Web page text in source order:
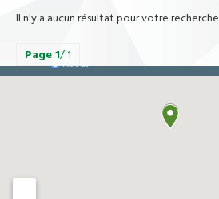
Il n'y a aucun résultat pour votre recherche
Page1/ 1